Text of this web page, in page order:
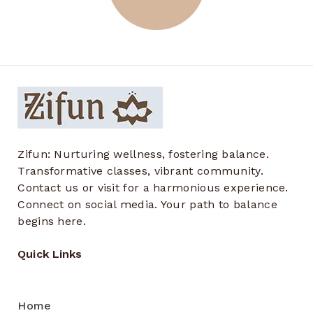
Zifun: Nurturing wellness, fostering balance.
Transformative classes, vibrant community.
Contact us or visit for a harmonious experience.
Connect on social media. Your path to balance
begins here.
Quick Links
Home